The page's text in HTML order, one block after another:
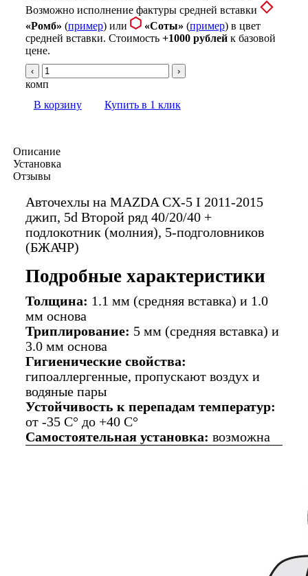
Возможно исполнение фактуры средней вставки
«Ромб» (пример) или «Соты» (пример) в цвет
средней вставки. Стоимость +1000 рублейк базовой
цене.
‹ ›
комп
В корзину
Купить в 1 клик
Описание
Установка
Отзывы
Авточехлы на MAZDA CX-5 I 2011-2015
джип, 5d Второй ряд 40/20/40 +
подлокотник (молния), 5-подголовников
(БЖАЧР)
Подробные характеристики
Толщина: 1.1 мм (средняя вставка) и 1.0
мм основа
Триплирование: 5 мм (средняя вставка) и
3.0 мм основа
Гигиенические свойства:
гипоаллергенные, пропускают воздух и
водяные пары
Устойчивость к перепадам температур:
от -35 C° до +40 C°
Самостоятельная установка: возможна